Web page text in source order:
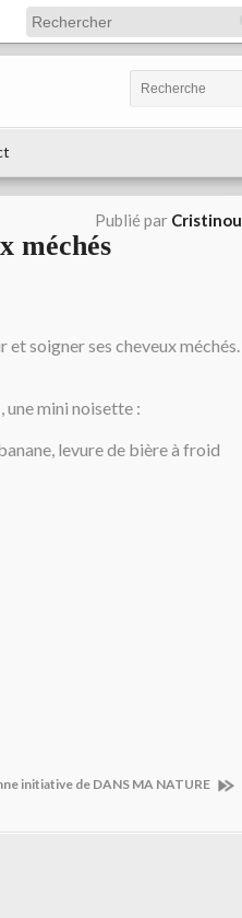
Publié par Cristinou
méchés
soigner ses cheveux méchés.
une mini noisette :
levure de bière à froid
initiative de DANS MA NATURE